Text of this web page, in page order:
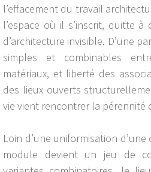
l’effacement du travail
l’espace où il s’inscrit, quitte
d’architecture invisible. D’une
simples et combinables
matériaux, et liberté des
des lieux ouverts
vie vient rencontrer la pérennité
Loin d’une uniformisation
module devient un jeu de